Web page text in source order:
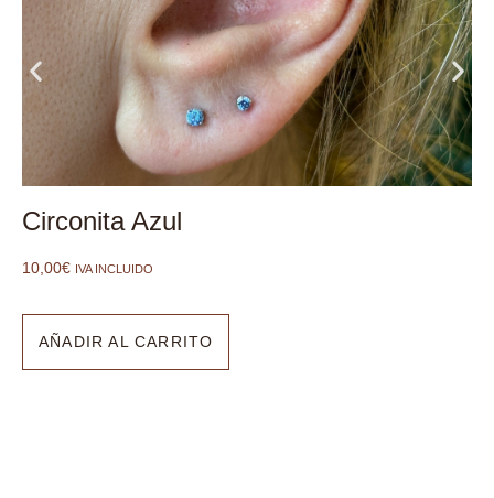
Circonita Azul
10,00€ IVA INCLUIDO
AÑADIR AL CARRITO